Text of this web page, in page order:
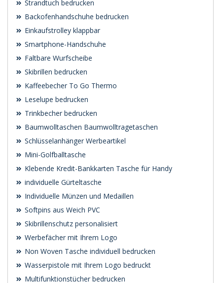
Strandtuch bedrucken
Backofenhandschuhe bedrucken
Einkaufstrolley klappbar
Smartphone-Handschuhe
Faltbare Wurfscheibe
Skibrillen bedrucken
Kaffeebecher To Go Thermo
Leselupe bedrucken
Trinkbecher bedrucken
Baumwolltaschen Baumwolltragetaschen
Schlüsselanhänger Werbeartikel
Mini-Golfballtasche
Klebende Kredit-Bankkarten Tasche für Handy
individuelle Gürteltasche
Individuelle Münzen und Medaillen
Softpins aus Weich PVC
Skibrillenschutz personalisiert
Werbefächer mit Ihrem Logo
Non Woven Tasche individuell bedrucken
Wasserpistole mit Ihrem Logo bedruckt
Multifunktionstücher bedrucken